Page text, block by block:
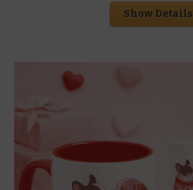
Show Details